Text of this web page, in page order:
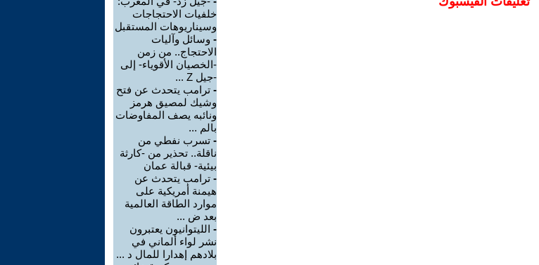
خلفيات الاحتجاجات
وسيناريوهات المستقبل
- وسائل وآليات
الاحتجاج.. من زمن
-الخصيان الأقوياء- إلى
-جيل Z ...
- ترامب يتحدث عن فتح
وشيك لمصيق هرمز
ونائبه يصف المفاوضات
بالم ...
- تسرب نفطي من
ناقلة.. تحذير من -كارثة
بيئية- قبالة عمان
- ترامب يتحدث عن
هيمنة أمريكية على
موارد الطاقة العالمية
بعد ض ...
- الليتوانيون يعتبرون
نشر لواء ألماني في
بلادهم إهدارا للمال د ...